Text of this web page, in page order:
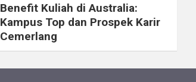
Benefit Kuliah di Australia:
Kampus Top dan Prospek Karir
Cemerlang